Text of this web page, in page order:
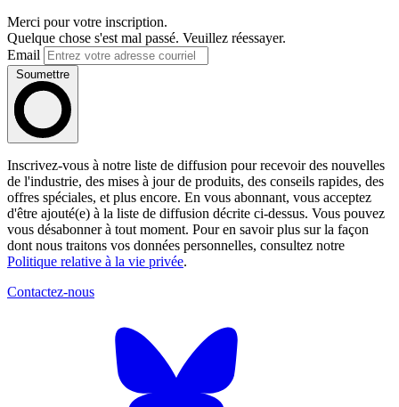
Merci pour votre inscription.
Quelque chose s'est mal passé. Veuillez réessayer.
Email
Soumettre
Inscrivez-vous à notre liste de diffusion pour recevoir des nouvelles
de l'industrie, des mises à jour de produits, des conseils rapides, des
offres spéciales, et plus encore. En vous abonnant, vous acceptez
d'être ajouté(e) à la liste de diffusion décrite ci-dessus. Vous pouvez
vous désabonner à tout moment. Pour en savoir plus sur la façon
dont nous traitons vos données personnelles, consultez notre
Politique relative à la vie privée.
Contactez-nous